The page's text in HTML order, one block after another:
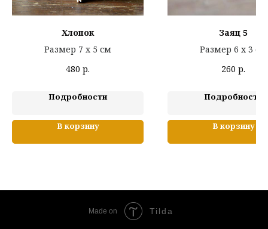
Хлопок
Размер 7 х 5 см
480 р.
Подробности
В корзину
Заяц 5
Размер 6 х 3 см
260 р.
Подробности
В корзину
Made on Tilda